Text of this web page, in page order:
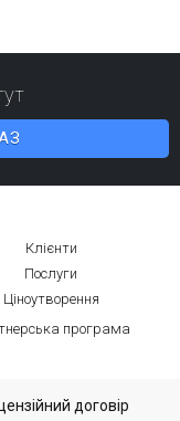
Клієнти
Послуги
Ціноутворення
програма
договір